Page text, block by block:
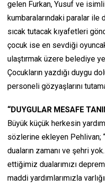
gelen Furkan, Yusuf ve
kumbaralarındaki paralar
sıcak tutacak kıyafetleri
çocuk ise en sevdiği
ulaştırmak üzere belediye
Çocukların yazdığı duygu
personeli gözyaşlarını
“DUYGULAR MESAFE
Büyük küçük herkesin
sözlerine ekleyen Pehlivan;
duaların zamanı ve şehri
ettiğimiz dualarımızı
maddi yardımlarımızla